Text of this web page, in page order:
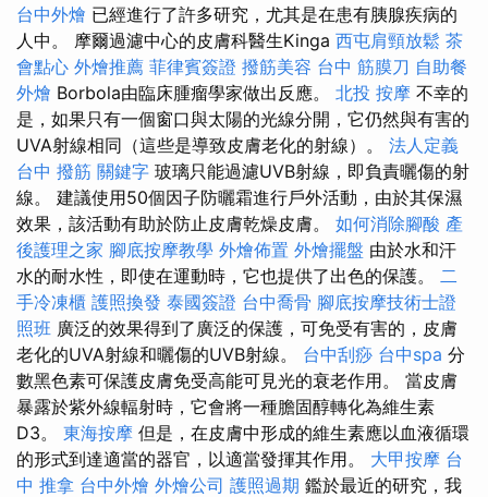
台中外燴 已經進行了許多研究，尤其是在患有胰腺疾病的
人中。 摩爾過濾中心的皮膚科醫生Kinga 西屯肩頸放鬆 茶
會點心 外燴推薦 菲律賓簽證 撥筋美容 台中 筋膜刀 自助餐
外燴 Borbola由臨床腫瘤學家做出反應。 北投 按摩 不幸的
是，如果只有一個窗口與太陽的光線分開，它仍然與有害的
UVA射線相同（這些是導致皮膚老化的射線）。 法人定義
台中 撥筋 關鍵字 玻璃只能過濾UVB射線，即負責曬傷的射
線。 建議使用50個因子防曬霜進行戶外活動，由於其保濕
效果，該活動有助於防止皮膚乾燥皮膚。 如何消除腳酸 產
後護理之家 腳底按摩教學 外燴佈置 外燴擺盤 由於水和汗
水的耐水性，即使在運動時，它也提供了出色的保護。 二
手冷凍櫃 護照換發 泰國簽證 台中喬骨 腳底按摩技術士證
照班 廣泛的效果得到了廣泛的保護，可免受有害的，皮膚
老化的UVA射線和曬傷的UVB射線。 台中刮痧 台中spa 分
數黑色素可保護皮膚免受高能可見光的衰老作用。 當皮膚
暴露於紫外線輻射時，它會將一種膽固醇轉化為維生素
D3。 東海按摩 但是，在皮膚中形成的維生素應以血液循環
的形式到達適當的器官，以適當發揮其作用。 大甲按摩 台
中 推拿 台中外燴 外燴公司 護照過期 鑑於最近的研究，我